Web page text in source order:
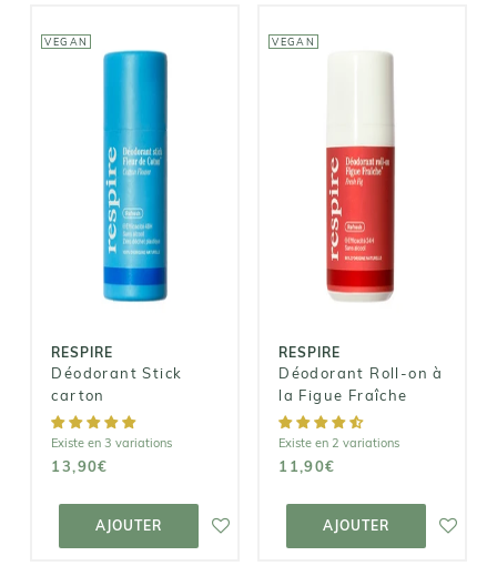
VEGAN
RESPIRE
Déodorant Stick
carton
Existe en 3 variations
13,90€
AJOUTER
RESPIRE
Déodorant
Stick carton
13,90€
AJOUTER AU
PANIER
VEGAN
RESPIRE
Déodorant Roll-on à
la Figue Fraîche
Existe en 2 variations
11,90€
AJOUTER
RESPIRE
Déodorant
Roll-on à la
Figue Fraîche
11,90€
AJOUTER AU
PANIER